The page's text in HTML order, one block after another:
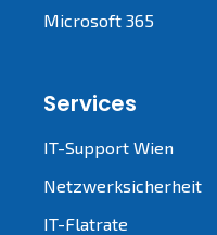
Microsoft 365
Services
IT-Support Wien
Netzwerksicherheit
IT-Flatrate